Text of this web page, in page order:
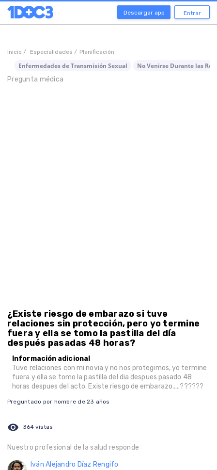
Descargar app Entrar
Inicio / Especialidades / Planificación
Enfermedades de Transmisión Sexual
No Venirse Durante las
Pregunta médica
¿Existe riesgo de embarazo si tuve
relaciones sin protección, pero yo termine
fuera y ella se tomo la pastilla del día
después pasadas 48 horas?
Información adicional
Tuve relaciones con mi novia y no nos protegimos, yo termine
fuera y ella se tomo la pastilla del dia despues pasado 48
horas despues del acto. Existe riesgo de embarazo.....??????
Preguntado por hombre de 23 años
visibility 364 vistas
Nuestro profesional de la salud responde
Iván Alejandro Díaz Rengifo